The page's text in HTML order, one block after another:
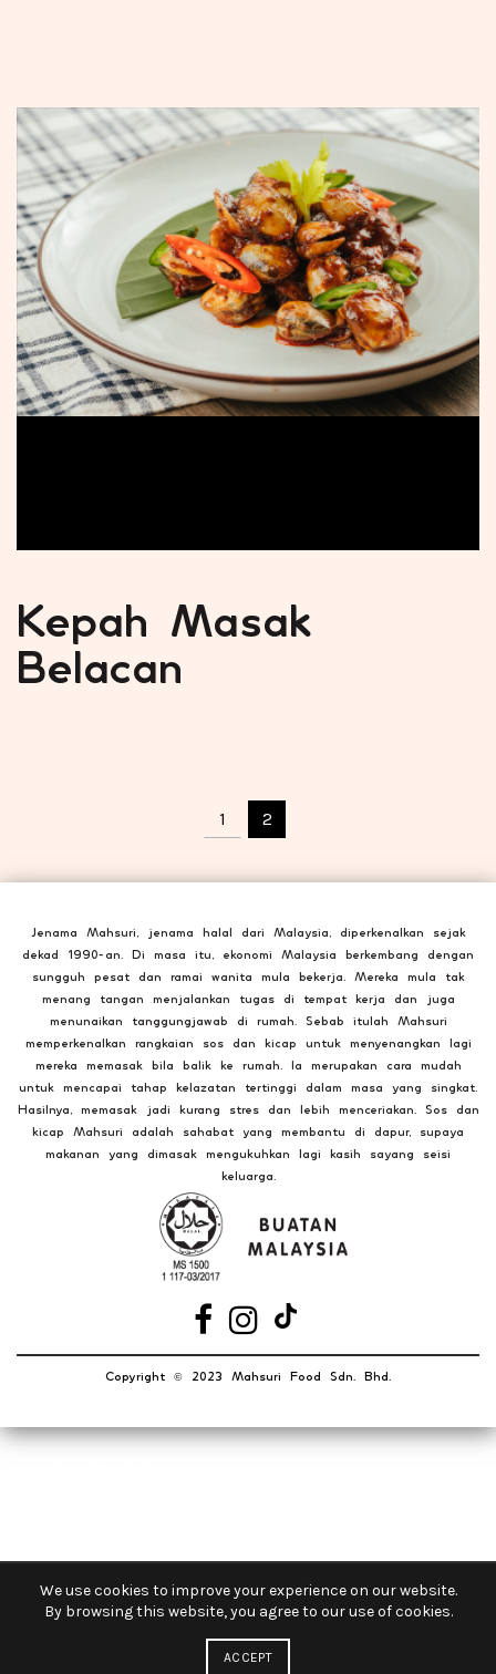
Kepah Masak
Belacan
1 2
Jenama Mahsuri, jenama halal dari Malaysia, diperkenalkan sejak
dekad 1990-an. Di masa itu, ekonomi Malaysia berkembang dengan
sungguh pesat dan ramai wanita mula bekerja. Mereka mula tak
menang tangan menjalankan tugas di tempat kerja dan juga
menunaikan tanggungjawab di rumah. Sebab itulah Mahsuri
memperkenalkan rangkaian sos dan kicap untuk menyenangkan lagi
mereka memasak bila balik ke rumah. Ia merupakan cara mudah
untuk mencapai tahap kelazatan tertinggi dalam masa yang singkat.
Hasilnya, memasak jadi kurang stres dan lebih menceriakan. Sos dan
kicap Mahsuri adalah sahabat yang membantu di dapur, supaya
makanan yang dimasak mengukuhkan lagi kasih sayang seisi
keluarga.
Copyright ©️ 2023 Mahsuri Food Sdn. Bhd.
Cockfosters BP
Los Angeles
We use cookies to improve your experience on our website.
By browsing this website, you agree to our use of cookies.
ACCEPT